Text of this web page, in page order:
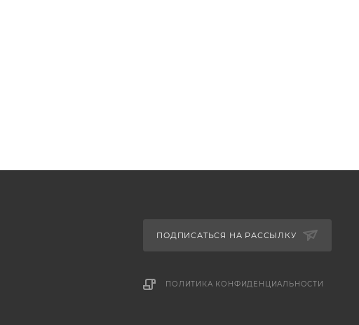
ПОДПИСАТЬСЯ НА РАССЫЛКУ
ПОЛИТИКА КОНФИДЕНЦИАЛЬНОСТИ